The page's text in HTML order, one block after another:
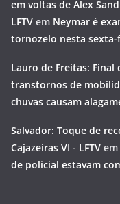
em voltas de Alex
LFTV em Neymar é
tornozelo nesta sexta-
Lauro de Freitas: Final
transtornos de
chuvas causam
Salvador: Toque de
Cajazeiras VI - LFTV em
de policial estavam